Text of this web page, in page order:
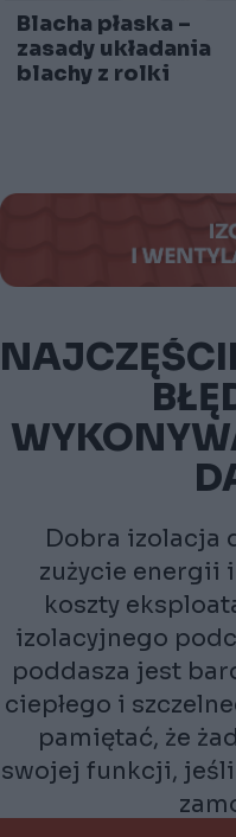
Blacha płaska –
zasady układania
blachy z rolki
Dobra izolacja
zużycie energii
koszty
izolacyjnego
poddasza jest
ciepłego i
pamiętać, że
swojej funkcji,